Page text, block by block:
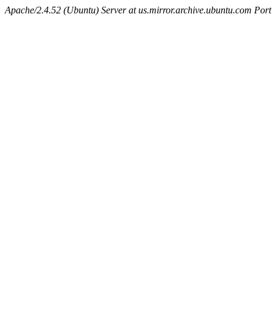
Apache/2.4.52 (Ubuntu) Server at us.mirror.archive.ubuntu.com Port